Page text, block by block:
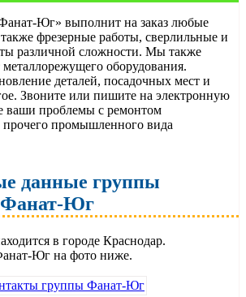
Юг» выполнит на заказ любые
фрезерные работы, сверлильные и
различной сложности. Мы также
оборудования.
деталей, посадочных мест и
Звоните или пишите на электронную
проблемы с ремонтом
прочего промышленного вида
данные группы
Юг
в городе Краснодар.
Юг на фото ниже.